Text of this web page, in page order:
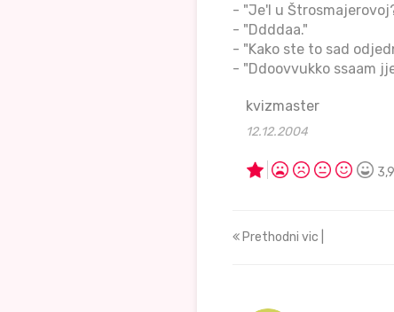
- "Je'l u
- "Ddddaa."
- "Kako ste to sad
- "Ddoovvukko ssaam
kvizmaster
12.12.2004
Prethodni vic |